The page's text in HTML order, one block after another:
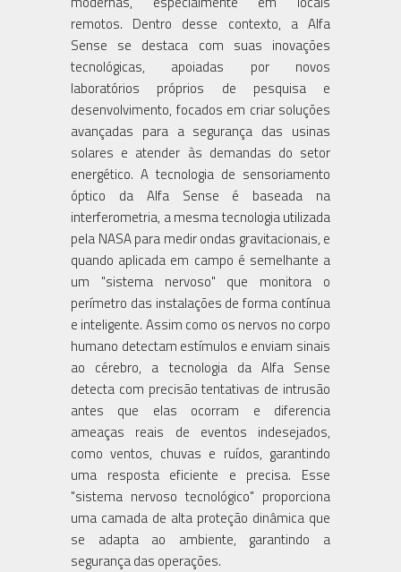
remotos. Dentro desse contexto, a Alfa
Sense se destaca com suas inovações
tecnológicas, apoiadas por novos
laboratórios próprios de pesquisa e
desenvolvimento, focados em criar soluções
avançadas para a segurança das usinas
solares e atender às demandas do setor
energético. A tecnologia de sensoriamento
óptico da Alfa Sense é baseada na
interferometria, a mesma tecnologia utilizada
pela NASA para medir ondas gravitacionais, e
quando aplicada em campo é semelhante a
um "sistema nervoso" que monitora o
perímetro das instalações de forma contínua
e inteligente. Assim como os nervos no corpo
humano detectam estímulos e enviam sinais
ao cérebro, a tecnologia da Alfa Sense
detecta com precisão tentativas de intrusão
antes que elas ocorram e diferencia
ameaças reais de eventos indesejados,
como ventos, chuvas e ruídos, garantindo
uma resposta eficiente e precisa. Esse
"sistema nervoso tecnológico" proporciona
uma camada de alta proteção dinâmica que
se adapta ao ambiente, garantindo a
segurança das operações.